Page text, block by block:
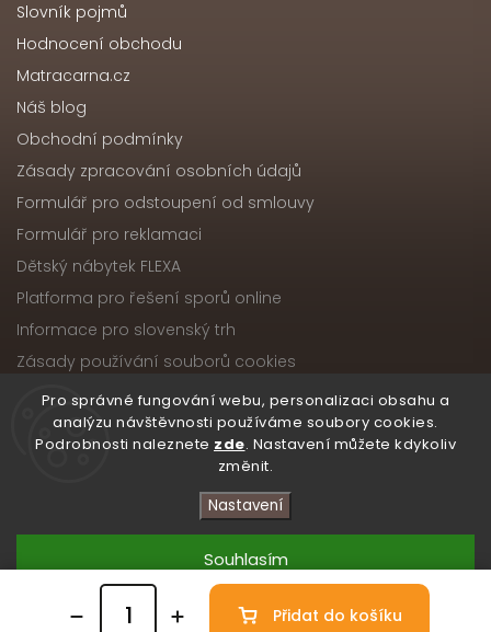
Pro správné fungování webu, personalizaci obsahu a
analýzu návštěvnosti používáme soubory cookies.
Podrobnosti naleznete zde. Nastavení můžete kdykoliv
změnit.
Nastavení
Odmítnout
Souhlasím
Přidat do košíku
Slovník pojmů
Hodnocení obchodu
Matracarna.cz
Náš blog
Obchodní podmínky
Zásady zpracování osobních údajů
Formulář pro odstoupení od smlouvy
Formulář pro reklamaci
Dětský nábytek FLEXA
Platforma pro řešení sporů online
Informace pro slovenský trh
Zásady používání souborů cookies
Copyright 2026Nábytek ATIKA, s.r.o.. Všechna práva
vyhrazena.
Upravit nastavení cookies
VytvořilShoptet| DesignShoptak.cz
/* Skryté zobrazení obou ikon na počítači */ .atika-